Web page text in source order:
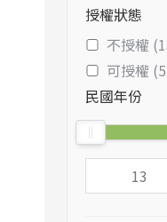
授權狀態
不授權
可授權
民國年份